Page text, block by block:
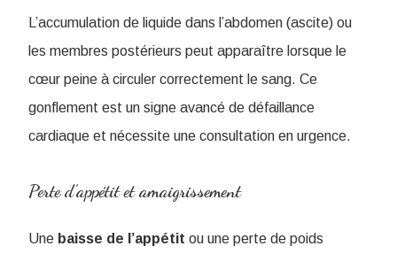
L’accumulation de liquide dans l’abdomen (ascite) ou
les membres postérieurs peut apparaître lorsque le
cœur peine à circuler correctement le sang. Ce
gonflement est un signe avancé de défaillance
cardiaque et nécessite une consultation en urgence.
Perte d’appétit et amaigrissement
Une baisse de l’appétit ou une perte de poids